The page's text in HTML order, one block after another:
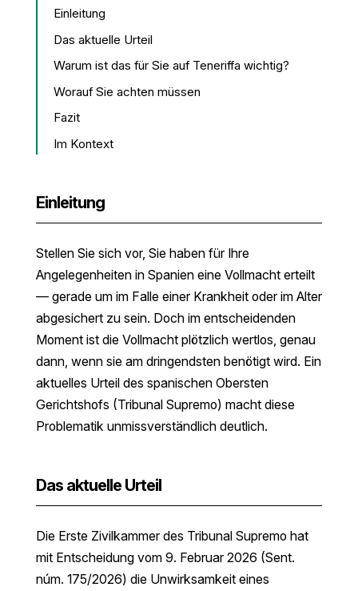
Einleitung
Das aktuelle Urteil
Warum ist das für Sie auf Teneriffa wichtig?
Worauf Sie achten müssen
Fazit
Im Kontext
Einleitung
Stellen Sie sich vor, Sie haben für Ihre
Angelegenheiten in Spanien eine Vollmacht erteilt
— gerade um im Falle einer Krankheit oder im Alter
abgesichert zu sein. Doch im entscheidenden
Moment ist die Vollmacht plötzlich wertlos, genau
dann, wenn sie am dringendsten benötigt wird. Ein
aktuelles Urteil des spanischen Obersten
Gerichtshofs (Tribunal Supremo) macht diese
Problematik unmissverständlich deutlich.
Das aktuelle Urteil
Die Erste Zivilkammer des Tribunal Supremo hat
mit Entscheidung vom 9. Februar 2026 (Sent.
núm. 175/2026) die Unwirksamkeit eines